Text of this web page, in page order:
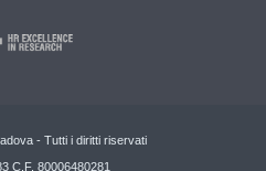
- Tutti i diritti riservati
C.F. 80006480281